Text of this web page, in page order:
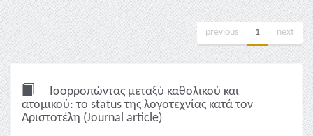
previous 1 next
Ισορροπώντας μεταξύ καθολικού και
ατομικού: το status της λογοτεχνίας κατά τον
Αριστοτέλη (Journal article)